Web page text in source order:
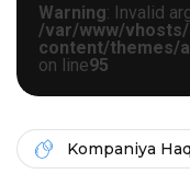
Warning: Invalid
/var/www/
content/themes/
on line95
Kompaniya